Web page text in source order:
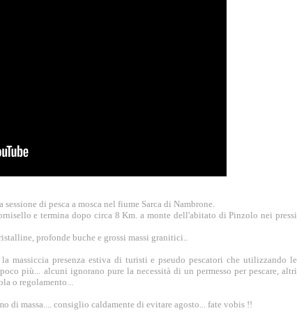
di pesca a mosca nel fiume Sarca di Nambrone.
e termina dopo circa 8 Km. a monte dell'abitato di Pinzolo nei pressi
profonde buche e grossi massi granitici.
massiccia presenza estiva di turisti e pseudo pescatori che utilizzando le
più... alcuni ignorano pure la necessità di un permesso per pescare, altri
o regolamento...
di massa.... consiglio caldamente di evitare agosto... fate vobis !!